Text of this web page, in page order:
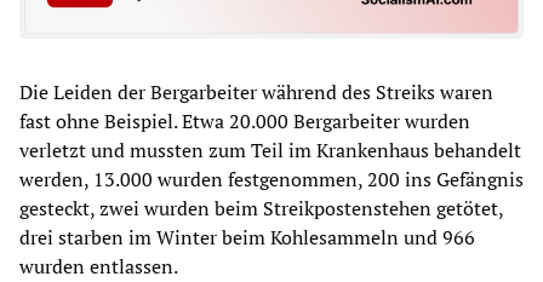
Die Leiden der Bergarbeiter während des Streiks waren
fast ohne Beispiel. Etwa 20.000 Bergarbeiter wurden
verletzt und mussten zum Teil im Krankenhaus behandelt
werden, 13.000 wurden festgenommen, 200 ins Gefängnis
gesteckt, zwei wurden beim Streikpostenstehen getötet,
drei starben im Winter beim Kohlesammeln und 966
wurden entlassen.